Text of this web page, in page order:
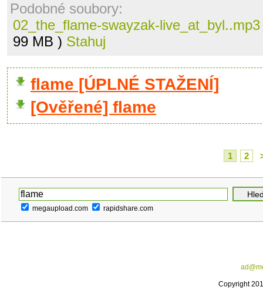
Podobné soubory:
02_the_flame-swayzak-live_at_byl..mp3
99 MB ) Stahuj
flame [ÚPLNÉ STAŽENÍ]
[Ověřené] flame
1 2
megaupload.com rapidshare.com
Copyright